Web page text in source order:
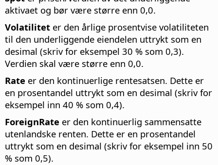
aktivaet og bør være større enn 0,0.
Volatilitet er den årlige prosentvise volatiliteten
til den underliggende eiendelen uttrykt som en
desimal (skriv for eksempel 30 % som 0,3).
Verdien skal være større enn 0,0.
Rate er den kontinuerlige rentesatsen. Dette er
en prosentandel uttrykt som en desimal (skriv for
eksempel inn 40 % som 0,4).
ForeignRate er den kontinuerlig sammensatte
utenlandske renten. Dette er en prosentandel
uttrykt som en desimal (skriv for eksempel inn 50
% som 0,5).